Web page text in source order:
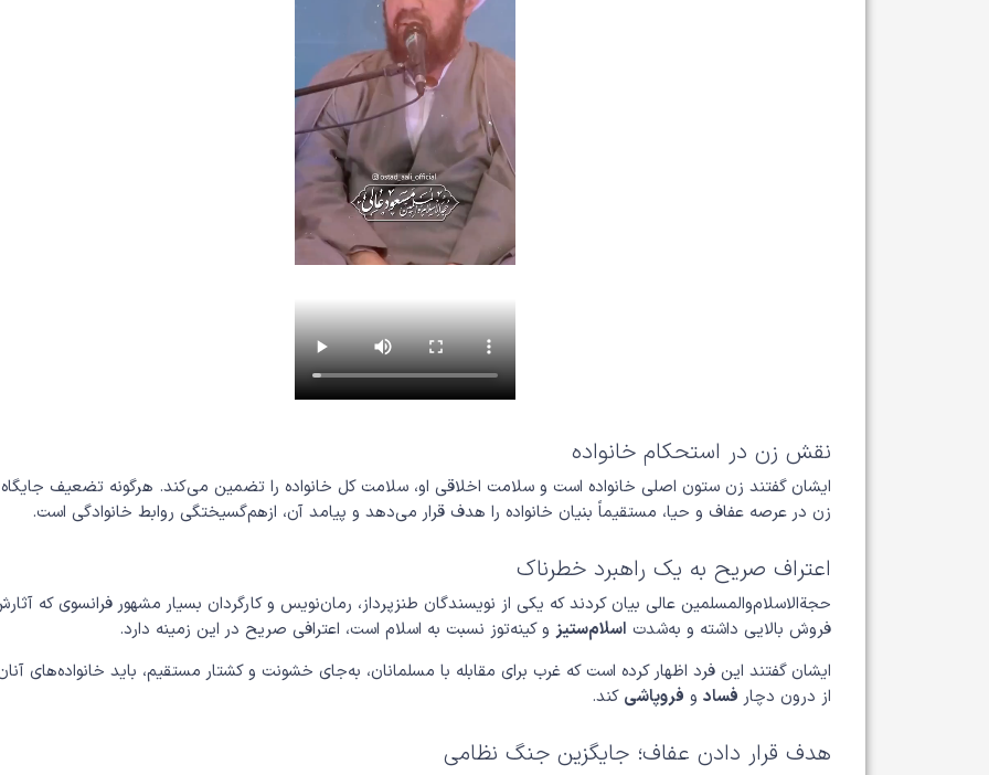
نقش زن در استحکام خانواده
ایشان گفتند زن ستون اصلی خانواده است و سلامت اخلاقی او، سلامت کل خانواده را تضمین می‌کند. هرگونه تضعیف جایگاه
زن در عرصه عفاف و حیا، مستقیماً بنیان خانواده را هدف قرار می‌دهد و پیامد آن، ازهم‌گسیختگی روابط خانوادگی است.
اعتراف صریح به یک راهبرد خطرناک
حجة‌الاسلام‌والمسلمین عالی بیان کردند که یکی از نویسندگان طنزپرداز، رمان‌نویس و کارگردان بسیار مشهور فرانسوی که
فروش بالایی داشته و به‌شدت اسلام‌ستیز و کینه‌توز نسبت به اسلام است، اعترافی صریح در این زمینه دارد.
ایشان گفتند این فرد اظهار کرده است که غرب برای مقابله با مسلمانان، به‌جای خشونت و کشتار مستقیم، باید خانواده‌های
از درون دچار فساد و فروپاشی کند.
هدف قرار دادن عفاف؛ جایگزین جنگ نظامی